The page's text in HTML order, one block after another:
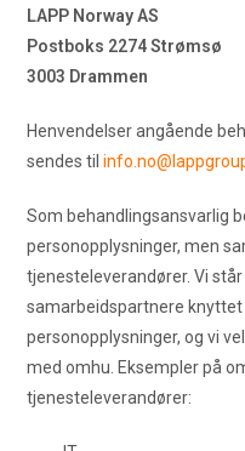
LAPP Norway AS
Postboks 2274 Strømsø
3003 Drammen
Henvendelser angående
sendes til
Som behandlingsansvarlig
personopplysninger, men
tjenesteleverandører. Vi
samarbeidspartnere knyttet
personopplysninger, og vi
med omhu. Eksempler på
tjenesteleverandører: